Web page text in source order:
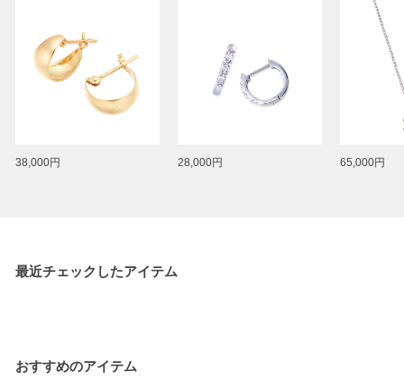
38,000円 28,000円 65,000円
最近チェックしたアイテム
おすすめのアイテム